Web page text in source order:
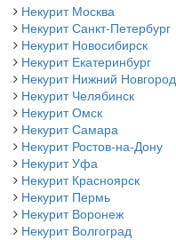
Некурит Москва
Некурит Санкт-Петербург
Некурит Новосибирск
Некурит Екатеринбург
Некурит Нижний Новгород
Некурит Челябинск
Некурит Омск
Некурит Самара
Некурит Ростов-на-Дону
Некурит Уфа
Некурит Красноярск
Некурит Пермь
Некурит Воронеж
Некурит Волгоград